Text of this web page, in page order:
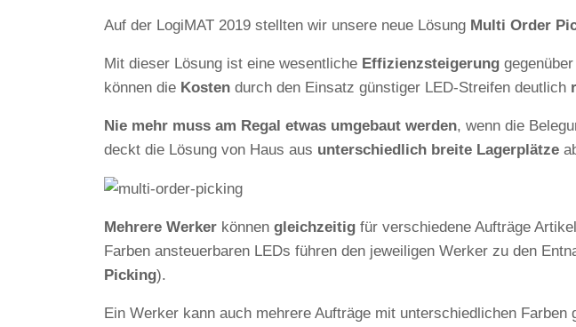
Auf der LogiMAT 2019 stellten wir unsere neue Lösung Multi Order
Mit dieser Lösung ist eine wesentliche Effizienzsteigerung
können die Kosten durch den Einsatz günstiger LED-Streifen deutlich
Nie mehr muss am Regal etwas umgebaut werden, wenn die
deckt die Lösung von Haus aus unterschiedlich breite Lagerplätze
Mehrere Werker können gleichzeitig für verschiedene Aufträge
Farben ansteuerbaren LEDs führen den jeweiligen Werker zu den
Picking).
Ein Werker kann auch mehrere Aufträge mit unterschiedlichen Farben